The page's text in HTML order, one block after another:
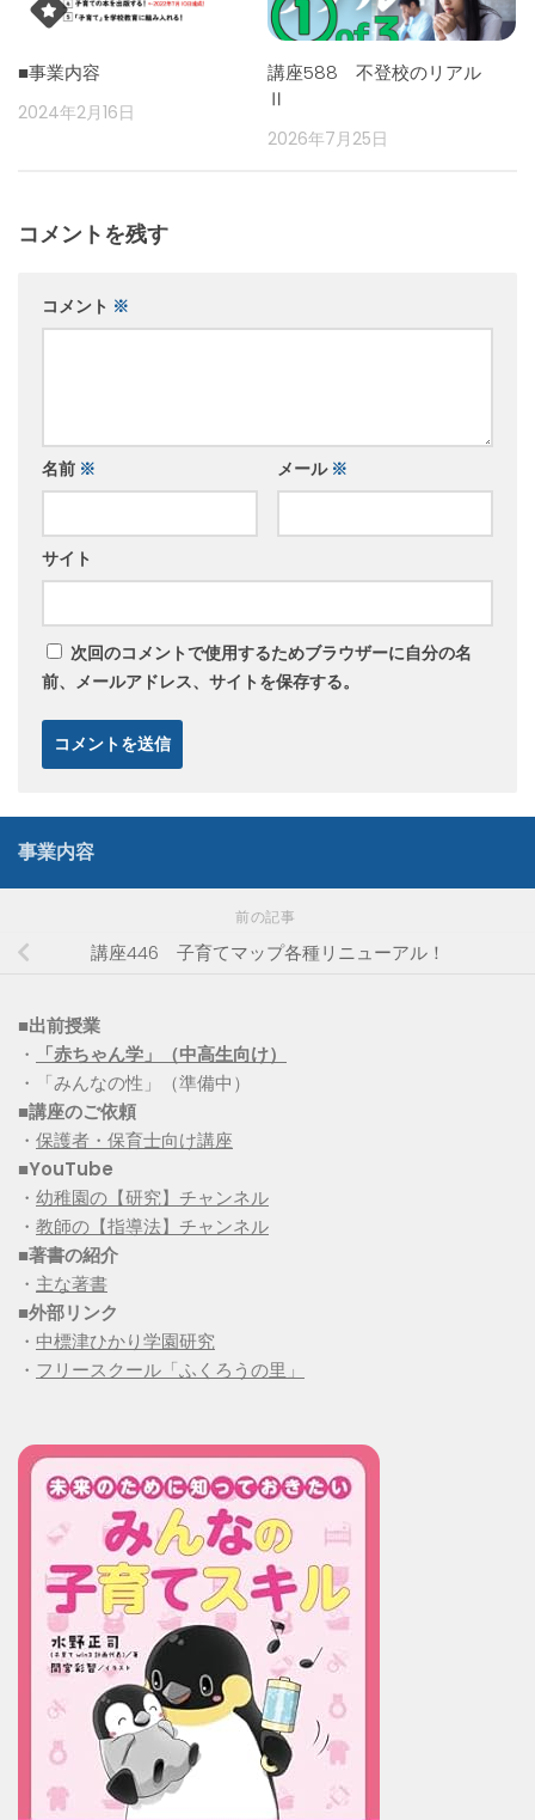
■事業内容
2024年2月16日
講座588 不登校のリアル
Ⅱ
2026年7月25日
コメントを残す
コメント ※
名前 ※ メール ※
サイト
次回のコメントで使用するためブラウザーに自分の名
前、メールアドレス、サイトを保存する。
事業内容
前の記事
講座446 子育てマップ各種リニューアル！
■出前授業
・
「赤ちゃん学」（中高生向け）
・「みんなの性」（準備中）
■講座のご依頼
・ 保護者・保育士向け講座
■YouTube
・ 幼稚園の【研究】チャンネル
・ 教師の【指導法】チャンネル
■著書の紹介
・ 主な著書
■外部リンク
・ 中標津ひかり学園研究
・ フリースクール「ふくろうの里」